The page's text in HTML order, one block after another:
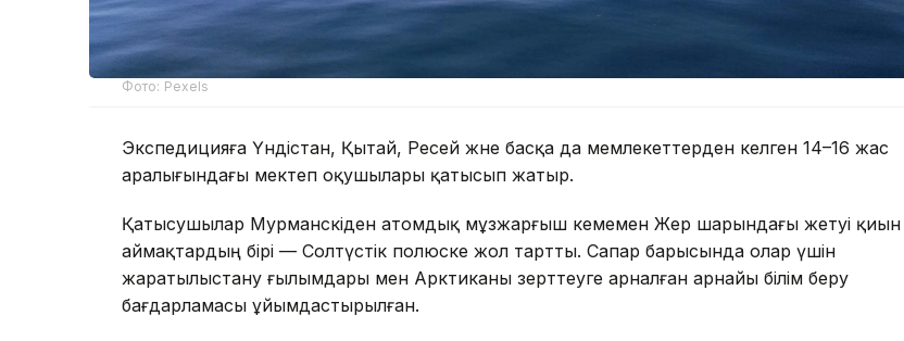
Фото: Pexels
Экспедицияға Үндістан, Қытай, Ресей және басқа да мемлекеттерден келген 14–16 жас
аралығындағы мектеп оқушылары қатысып жатыр.
Қатысушылар Мурманскіден атомдық мұзжарғыш кемемен Жер шарындағы жетуі қиын
аймақтардың бірі — Солтүстік полюске жол тартты. Сапар барысында олар үшін
жаратылыстану ғылымдары мен Арктиканы зерттеуге арналған арнайы білім беру
бағдарламасы ұйымдастырылған.